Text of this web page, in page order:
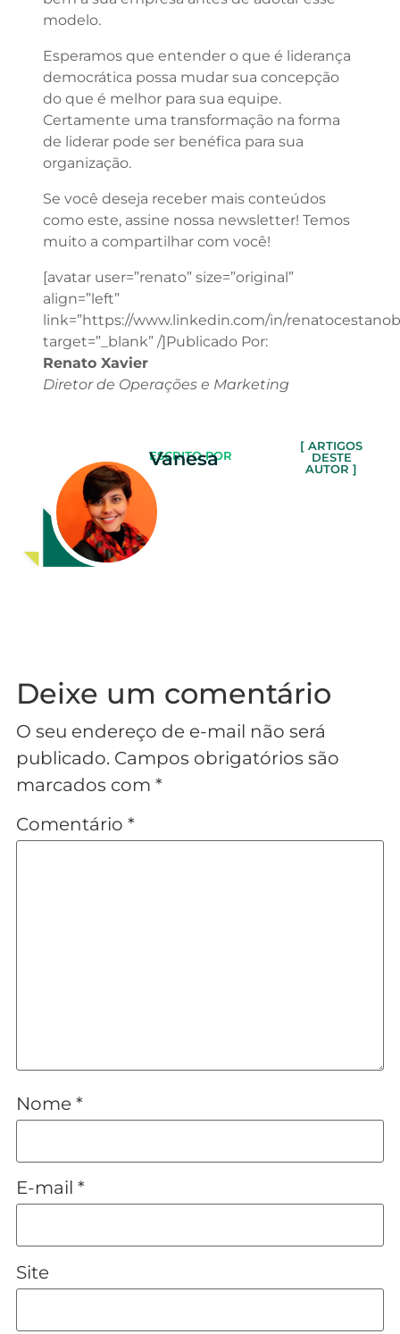
modelo.
Esperamos que entender o que é liderança
democrática possa mudar sua concepção
do que é melhor para sua equipe.
Certamente uma transformação na forma
de liderar pode ser benéfica para sua
organização.
Se você deseja receber mais conteúdos
como este, assine nossa newsletter! Temos
muito a compartilhar com você!
[avatar user=”renato” size=”original”
align=”left”
link=”https://www.linkedin.com/in/
target=”_blank” /]Publicado Por:
Renato Xavier
Diretor de Operações e Marketing
ESCRITO POR
Vanesa
[ ARTIGOS
DESTE
AUTOR ]
Deixe um comentário
O seu endereço de e-mail não será
publicado. Campos obrigatórios são
marcados com *
Comentário *
Nome *
E-mail *
Site